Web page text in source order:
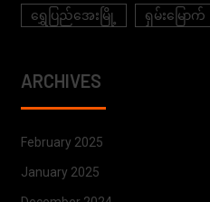
ရွှေပြည်အေးမြို့ ရှမ်းမြောက်
ARCHIVES
February 2025
January 2025